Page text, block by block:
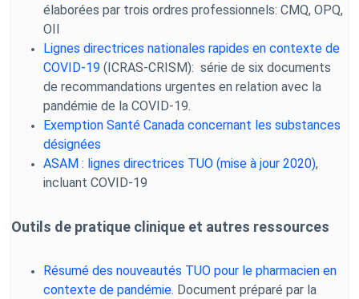
élaborées par trois ordres professionnels: CMQ, OPQ,
OII
Lignes directrices nationales rapides en contexte de
COVID-19 (ICRAS-CRISM): série de six documents
de recommandations urgentes en relation avec la
pandémie de la COVID-19.
Exemption Santé Canada concernant les substances
désignées
ASAM : lignes directrices TUO (mise à jour 2020),
incluant COVID-19
Outils de pratique clinique et autres ressources
Résumé des nouveautés TUO pour le pharmacien en
contexte de pandémie. Document préparé par la